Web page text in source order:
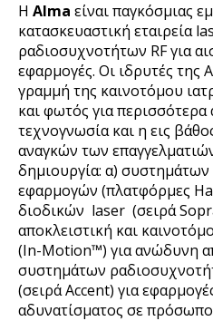
Η Alma είναι παγκόσμιας
κατασκευαστική εταιρεία
ραδιοσυχνοτήτων RF για
εφαρμογές. Οι ιδρυτές της
γραμμή της καινοτόμου
και φωτός για περισσότερα
τεχνογνωσία και η εις
αναγκών των
δημιουργία: α)
εφαρμογών (πλατφόρμες
διοδικών laser (σειρά
αποκλειστική και
(In-Motion™) για ανώδυνη
συστημάτων
(σειρά Accent) για
αδυνατίσματος σε